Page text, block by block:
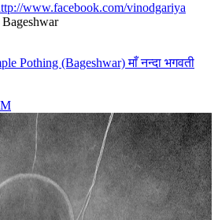
www.facebook.com/vinodgariya
Pothing (Bageshwar) माँ नन्दा भगवती